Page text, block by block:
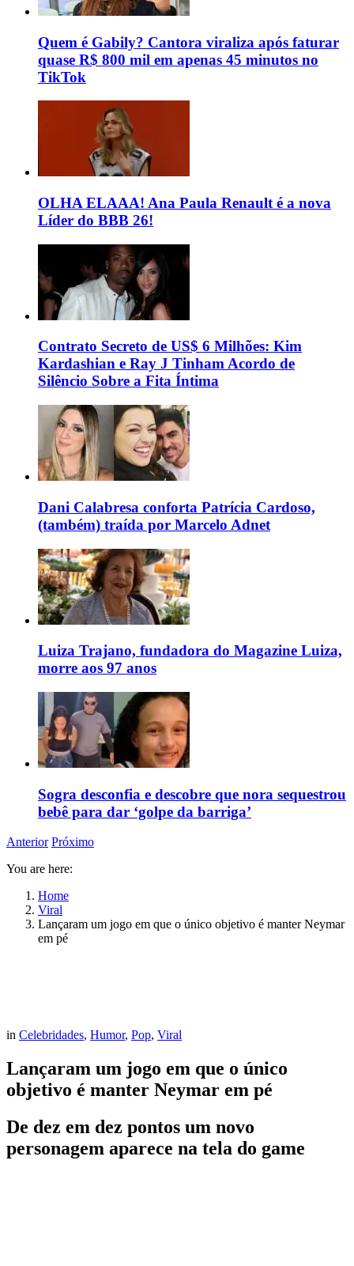
Quem é Gabily? Cantora viraliza após faturar
quase R$ 800 mil em apenas 45 minutos no
TikTok
OLHA ELAAA! Ana Paula Renault é a nova
Líder do BBB 26!
Contrato Secreto de US$ 6 Milhões: Kim
Kardashian e Ray J Tinham Acordo de
Silêncio Sobre a Fita Íntima
Dani Calabresa conforta Patrícia Cardoso,
(também) traída por Marcelo Adnet
Luiza Trajano, fundadora do Magazine Luiza,
morre aos 97 anos
Sogra desconfia e descobre que nora sequestrou
bebê para dar ‘golpe da barriga’
Anterior Próximo
You are here:
Home
Viral
Lançaram um jogo em que o único objetivo é manter Neymar
em pé
in Celebridades, Humor, Pop, Viral
Lançaram um jogo em que o único
objetivo é manter Neymar em pé
De dez em dez pontos um novo
personagem aparece na tela do game